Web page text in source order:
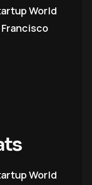
World
Francisco
ts
World